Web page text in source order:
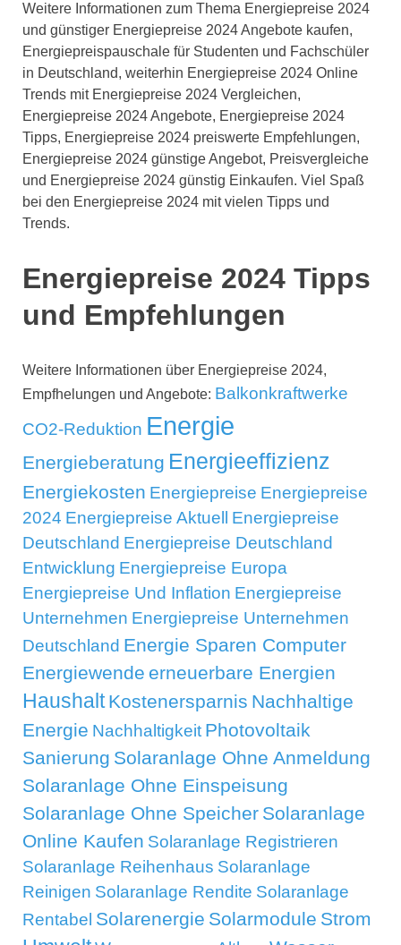
Weitere Informationen zum Thema Energiepreise 2024
und günstiger Energiepreise 2024 Angebote kaufen,
Energiepreispauschale für Studenten und Fachschüler
in Deutschland, weiterhin Energiepreise 2024 Online
Trends mit Energiepreise 2024 Vergleichen,
Energiepreise 2024 Angebote, Energiepreise 2024
Tipps, Energiepreise 2024 preiswerte Empfehlungen,
Energiepreise 2024 günstige Angebot, Preisvergleiche
und Energiepreise 2024 günstig Einkaufen. Viel Spaß
bei den Energiepreise 2024 mit vielen Tipps und
Trends.
Energiepreise 2024 Tipps
und Empfehlungen
Weitere Informationen über Energiepreise 2024,
Empfhelungen und Angebote: Balkonkraftwerke
CO2-Reduktion Energie
Energieberatung Energieeffizienz
Energiekosten Energiepreise Energiepreise
2024 Energiepreise Aktuell Energiepreise
Deutschland Energiepreise Deutschland
Entwicklung Energiepreise Europa
Energiepreise Und Inflation Energiepreise
Unternehmen Energiepreise Unternehmen
Deutschland Energie Sparen Computer
Energiewende erneuerbare Energien
Haushalt Kostenersparnis Nachhaltige
Energie Nachhaltigkeit Photovoltaik
Sanierung Solaranlage Ohne Anmeldung
Solaranlage Ohne Einspeisung
Solaranlage Ohne Speicher Solaranlage
Online Kaufen Solaranlage Registrieren
Solaranlage Reihenhaus Solaranlage
Reinigen Solaranlage Rendite Solaranlage
Rentabel Solarenergie Solarmodule Strom